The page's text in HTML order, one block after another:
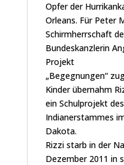
Opfer der
Orleans. Für Peter
Schirmherrschaft
Bundeskanzlerin
Projekt
„Begegnungen“
Kinder übernahm
ein Schulprojekt
Indianerstammes
Dakota.
Rizzi starb in der
Dezember 2011 in